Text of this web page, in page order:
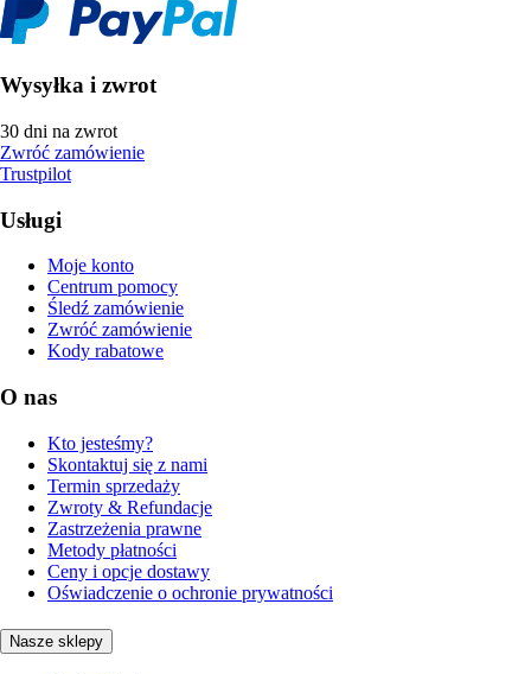
Wysyłka i zwrot
30 dni na zwrot
Zwróć zamówienie
Trustpilot
Usługi
Moje konto
Centrum pomocy
Śledź zamówienie
Zwróć zamówienie
Kody rabatowe
O nas
Kto jesteśmy?
Skontaktuj się z nami
Termin sprzedaży
Zwroty & Refundacje
Zastrzeżenia prawne
Metody płatności
Ceny i opcje dostawy
Oświadczenie o ochronie prywatności
Nasze sklepy